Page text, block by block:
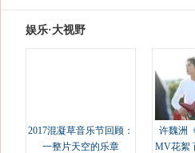
娱乐·大视野
2017混凝草音乐节回顾：
一整片天空的乐章
许魏洲
MV花絮